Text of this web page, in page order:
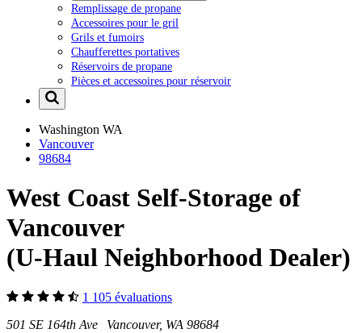
Remplissage de propane
Accessoires pour le gril
Grils et fumoirs
Chaufferettes portatives
Réservoirs de propane
Pièces et accessoires pour réservoir
Washington WA
Vancouver
98684
West Coast Self-Storage of
Vancouver
(U-Haul Neighborhood Dealer)
1 105 évaluations
501 SE 164th Ave Vancouver, WA 98684